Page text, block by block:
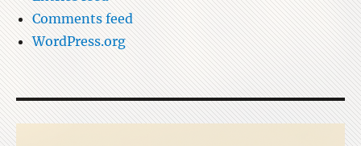
Comments feed
WordPress.org